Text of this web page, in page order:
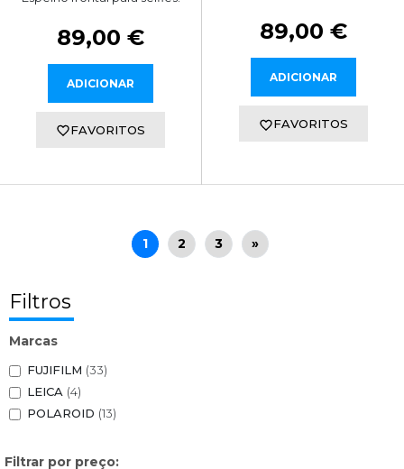
Filtros
Marcas
FUJIFILM (33)
LEICA (4)
POLAROID (13)
Filtrar por preço:
89,00 €
ADICIONAR
FAVORITOS
89,00 €
ADICIONAR
FAVORITOS
1 2 3 »